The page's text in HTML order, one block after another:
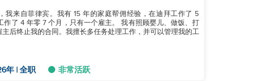
我来自菲律宾。我有 15 年的家庭帮佣经验，在迪拜工作了 5
了 4 年零 7 个月，只有一个雇主。 我有照顾婴儿、做饭、打
后终止我的合同。我擅长多任务处理工作，并可以管理我的工
年 | 全职 非常活跃